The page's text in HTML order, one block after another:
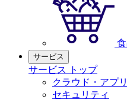
サービス
サービス トップ
クラウド・アプリ
セキュリティ